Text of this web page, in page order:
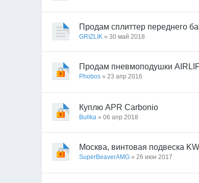
Продам сплиттер переднего
GRIZLIK » 30 май 2018
Продам пневмоподушки
Phobos » 23 апр 2016
Куплю APR Carbonio
Bullka » 06 апр 2018
Москва, винтовая подвеска
SuperBeaverAMG » 26 июн 2017